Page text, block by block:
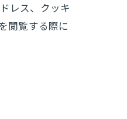
レス、クッキ
閲覧する際に